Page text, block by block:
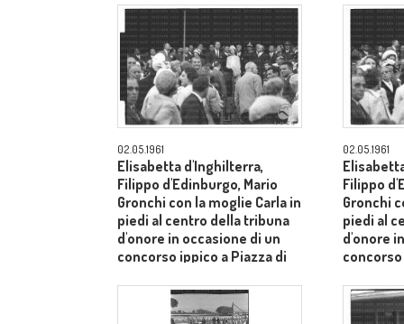
02.05.1961
Elisabetta d'Inghilterra,
Filippo d'Edinburgo, Mario
Gronchi con la moglie Carla in
piedi al centro della tribuna
d'onore in occasione di un
concorso ippico a Piazza di
02.05.1961
Filippo
Gronchi
piedi al
d'onore